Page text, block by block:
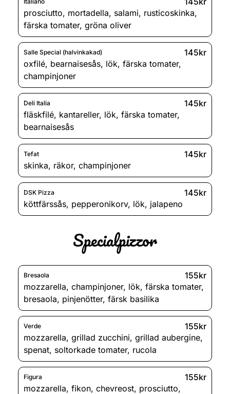
prosciutto, mortadella, salami, rusticoskinka,
färska tomater, gröna oliver
Salle Special (halvinkakad)
145kr
oxfilé, bearnaisesås, lök, färska tomater,
champinjoner
Deli Italia
145kr
fläskfilé, kantareller, lök, färska tomater,
bearnaisesås
Tefat
145kr
skinka, räkor, champinjoner
DSK Pizza
145kr
köttfärssås, pepperonikorv, lök, jalapeno
Specialpizzor
Bresaola
155kr
mozzarella, champinjoner, lök, färska tomater,
bresaola, pinjenötter, färsk basilika
Verde
155kr
mozzarella, grillad zucchini, grillad aubergine,
spenat, soltorkade tomater, rucola
Figura
155kr
mozzarella, fikon, chevreost, prosciutto,